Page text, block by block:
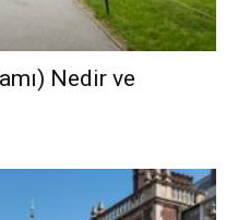
Nedir ve